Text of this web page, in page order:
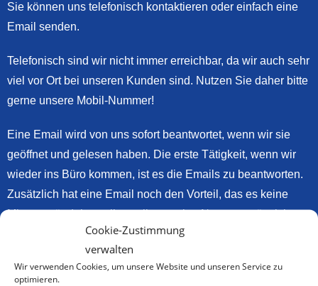
Cookie-Zustimmung
verwalten
Wir verwenden Cookies, um unsere Website und unseren Service zu
optimieren.
Sie können uns telefonisch kontaktieren oder einfach eine
Email senden.
Telefonisch sind wir nicht immer erreichbar, da wir auch sehr
viel vor Ort bei unseren Kunden sind. Nutzen Sie daher bitte
gerne unsere Mobil-Nummer!
Eine Email wird von uns sofort beantwortet, wenn wir sie
geöffnet und gelesen haben. Die erste Tätigkeit, wenn wir
wieder ins Büro kommen, ist es die Emails zu beantworten.
Zusätzlich hat eine Email noch den Vorteil, das es keine
Missverständnisse gibt, weil man eine Nummer o.ä. nicht
richtig verstanden hatte. Auch hat man die gesamte Anfrage
vor sich und kann diese Schritt für Schritt abarbeiten bzw.
beantworten.